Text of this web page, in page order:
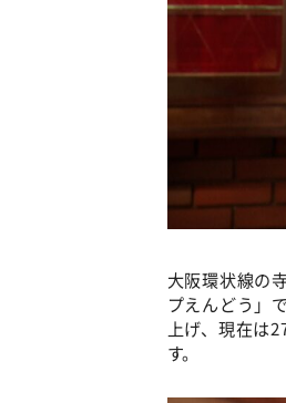
大阪環状線の
プえんどう」
上げ、現在は
す。